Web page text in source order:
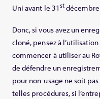
Uni avant le 31st
Donc, si vous avez un
cloné, pensez à
commencer à utiliser au
de défendre un
pour non-usage ne soit
telles procédures, si